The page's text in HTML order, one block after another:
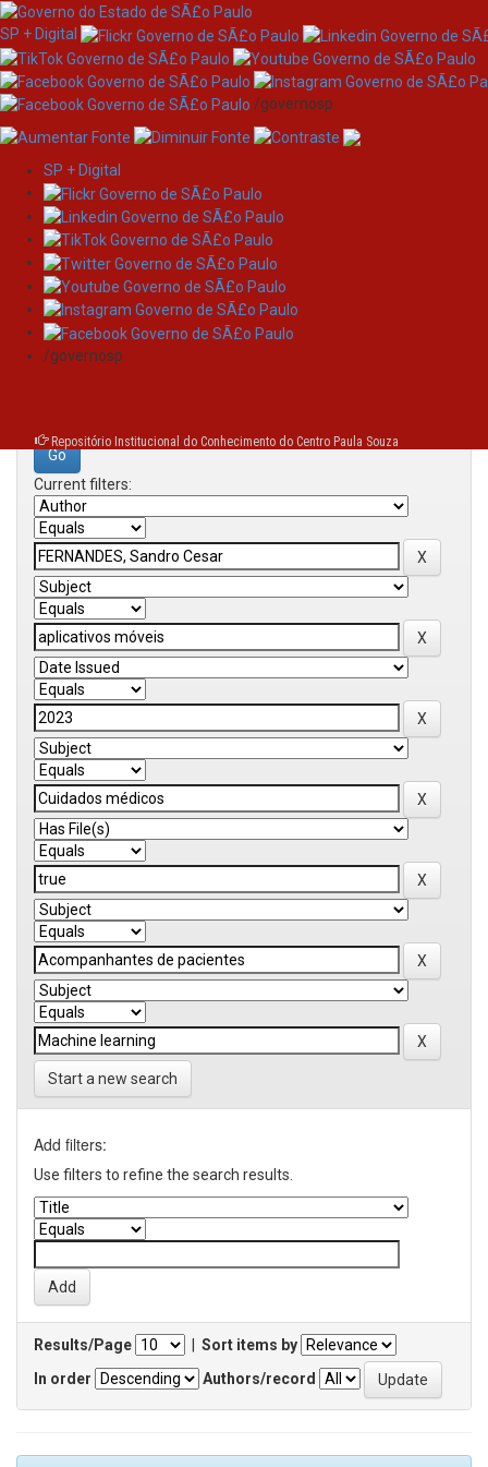
Skip
navigation
SP + Digital
/governosp
SP + Digital
/governosp
Repositório Institucional do Conhecimento do Centro Paula Souza
Search
Search:
Current filters:
Start a new search
Add filters:
Use filters to refine the search results.
Results/Page
Sort items by
In order
Authors/record